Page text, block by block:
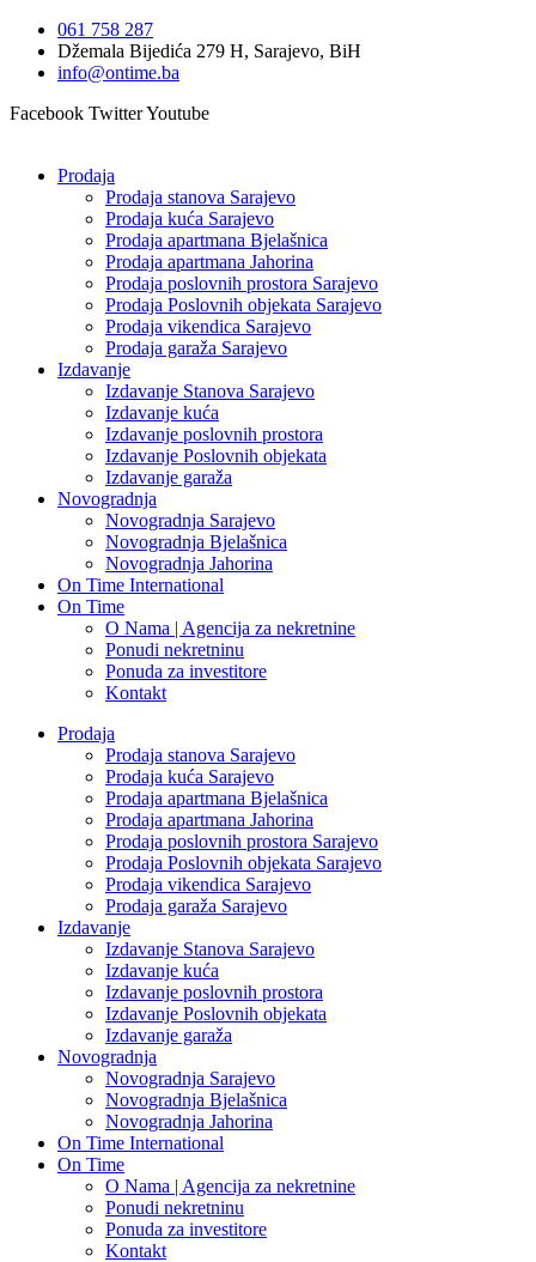
sadržaj
061 758 287
Džemala Bijedića 279 H, Sarajevo, BiH
info@ontime.ba
Facebook TwitterYoutube
Prodaja
Prodaja stanova Sarajevo
Prodaja kuća Sarajevo
Prodaja apartmana Bjelašnica
Prodaja apartmana Jahorina
Prodaja poslovnih prostora Sarajevo
Prodaja Poslovnih objekata Sarajevo
Prodaja vikendica Sarajevo
Prodaja garaža Sarajevo
Izdavanje
Izdavanje Stanova Sarajevo
Izdavanje kuća
Izdavanje poslovnih prostora
Izdavanje Poslovnih objekata
Izdavanje garaža
Novogradnja
Novogradnja Sarajevo
Novogradnja Bjelašnica
Novogradnja Jahorina
On Time International
On Time
O Nama | Agencija za nekretnine
Ponudi nekretninu
Ponuda za investitore
Kontakt
Prodaja
Prodaja stanova Sarajevo
Prodaja kuća Sarajevo
Prodaja apartmana Bjelašnica
Prodaja apartmana Jahorina
Prodaja poslovnih prostora Sarajevo
Prodaja Poslovnih objekata Sarajevo
Prodaja vikendica Sarajevo
Prodaja garaža Sarajevo
Izdavanje
Izdavanje Stanova Sarajevo
Izdavanje kuća
Izdavanje poslovnih prostora
Izdavanje Poslovnih objekata
Izdavanje garaža
Novogradnja
Novogradnja Sarajevo
Novogradnja Bjelašnica
Novogradnja Jahorina
On Time International
On Time
O Nama | Agencija za nekretnine
Ponudi nekretninu
Ponuda za investitore
Kontakt